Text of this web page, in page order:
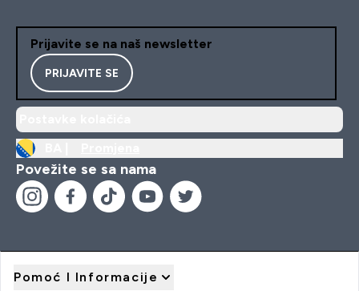
Prijavite se na naš newsletter
PRIJAVITE SE
Povežite se sa nama
Pomoć I Informacije